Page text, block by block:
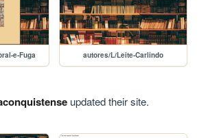
e-Fuga autores/L/Leite-Carlindo
updated their site.